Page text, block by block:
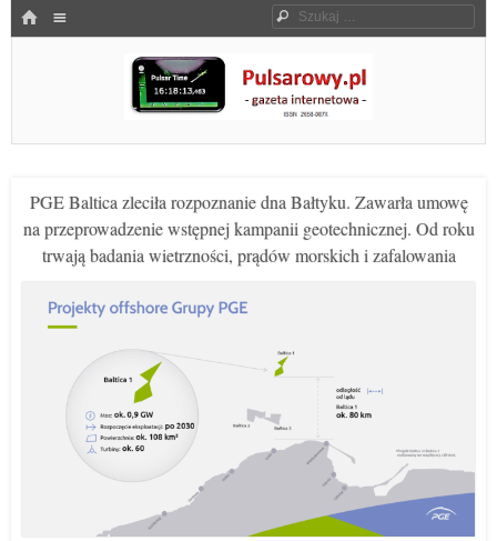
HOME Szukaj
Pulsarowy.pl
PGE Baltica zleciła rozpoznanie dna Bałtyku. Zawarła umowę
na przeprowadzenie wstępnej kampanii geotechnicznej. Od roku
trwają badania wietrzności, prądów morskich i zafalowania